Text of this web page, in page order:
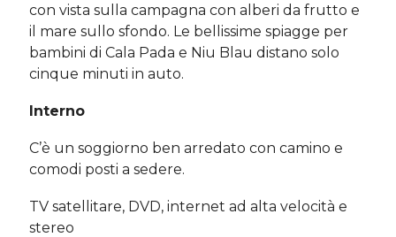
con vista sulla campagna con alberi da frutto e
il mare sullo sfondo. Le bellissime spiagge per
bambini di Cala Pada e Niu Blau distano solo
cinque minuti in auto.
Interno
C’è un soggiorno ben arredato con camino e
comodi posti a sedere.
TV satellitare, DVD, internet ad alta velocità e
stereo